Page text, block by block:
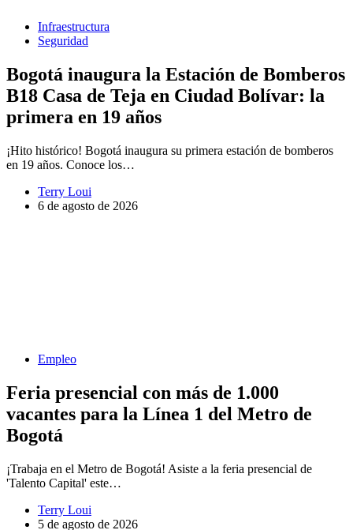
Infraestructura
Seguridad
Bogotá inaugura la Estación de Bomberos
B18 Casa de Teja en Ciudad Bolívar: la
primera en 19 años
¡Hito histórico! Bogotá inaugura su primera estación de bomberos
en 19 años. Conoce los…
Terry Loui
6 de agosto de 2026
Empleo
Feria presencial con más de 1.000
vacantes para la Línea 1 del Metro de
Bogotá
¡Trabaja en el Metro de Bogotá! Asiste a la feria presencial de
'Talento Capital' este…
Terry Loui
5 de agosto de 2026